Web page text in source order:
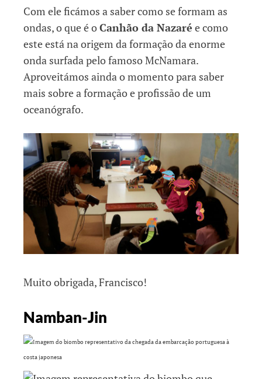
Com ele ficámos a saber como se formam as
ondas, o que é oCanhão da Nazaré e como
este está na origem da formação da enorme
onda surfada pelo famoso McNamara.
Aproveitámos ainda o momento para saber
mais sobre a formação e profissão de um
oceanógrafo.
Muito obrigada, Francisco!
Namban-Jin